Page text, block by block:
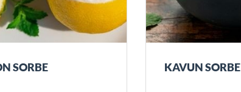
SORBE KAVUN SORBE